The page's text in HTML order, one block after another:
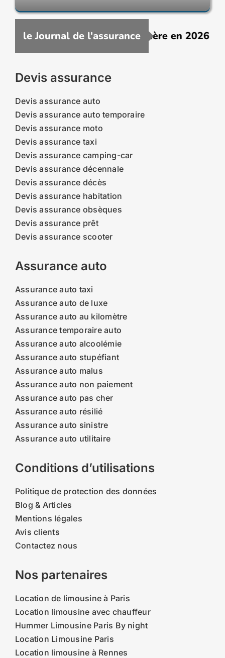
le Journal de l'assurance
assurance VTC moins chère en 2026 :
Devis assurance
Devis assurance auto
Devis assurance auto temporaire
Devis assurance moto
Devis assurance taxi
Devis assurance camping-car
Devis assurance décennale
Devis assurance décès
Devis assurance habitation
Devis assurance obsèques
Devis assurance prêt
Devis assurance scooter
Assurance auto
Assurance auto taxi
Assurance auto de luxe
Assurance auto au kilomètre
Assurance temporaire auto
Assurance auto alcoolémie
Assurance auto stupéfiant
Assurance auto malus
Assurance auto non paiement
Assurance auto pas cher
Assurance auto résilié
Assurance auto sinistre
Assurance auto utilitaire
Conditions d’utilisations
Politique de protection des données
Blog & Articles
Mentions légales
Avis clients
Contactez nous
Nos partenaires
Location de limousine à Paris
Location limousine avec chauffeur
Hummer Limousine Paris By night
Location Limousine Paris
Location limousine à Rennes